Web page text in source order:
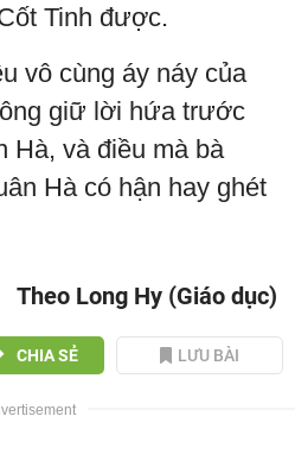
Tinh được.
vô cùng áy náy của
giữ lời hứa trước
Hà, và điều mà bà
Hà có hận hay ghét
Theo Long Hy (Giáo dục)
CHIA SẺ LƯU BÀI